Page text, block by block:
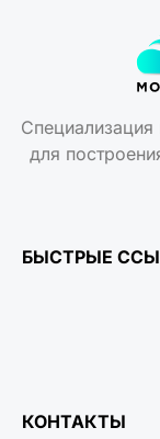
для
БЫСТРЫЕ
КОНТАКТЫ